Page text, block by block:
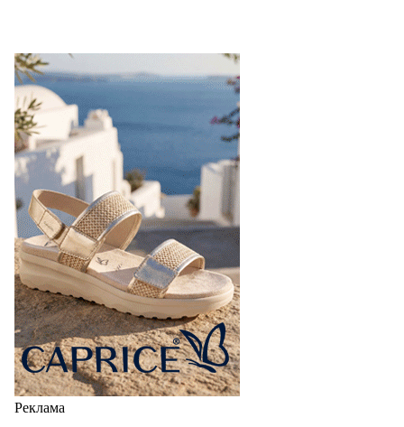
Реклама